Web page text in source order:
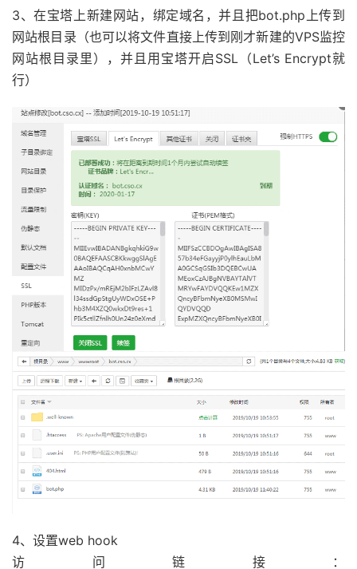
3、在宝塔上新建网站，绑定域名，并且把bot.php上传到
网站根目录（也可以将文件直接上传到刚才新建的VPS监控
网站根目录里），并且用宝塔开启SSL（Let’s Encrypt就
行）
4、设置web hook
访问链接：